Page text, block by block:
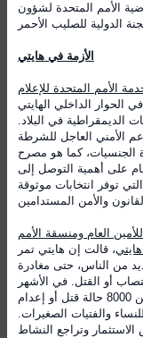
الأمم المتحدة لشؤون
الأزمة في هايتي
الأمم المتحدة للإعلام
الحوار الداخلي الهايتي
في البلاد.
الأمني العاجل للشرطة
الجنسيات، كما هو مصرح
وأكد الأمين العام على أهمية التوصل إلى
توفر انتخابات موثوقة
العام ومنسقة الأمم
، قالت إن هايتي تمر
من الناس، حتى مغادرة
أو القتل. في الأشهر
الأحد عشر الأولى من عام 2023، كان هناك أكثر من 8000 حالة قتل أو إعدام
والفتيات الصغيرات.
وتراجع النشاط